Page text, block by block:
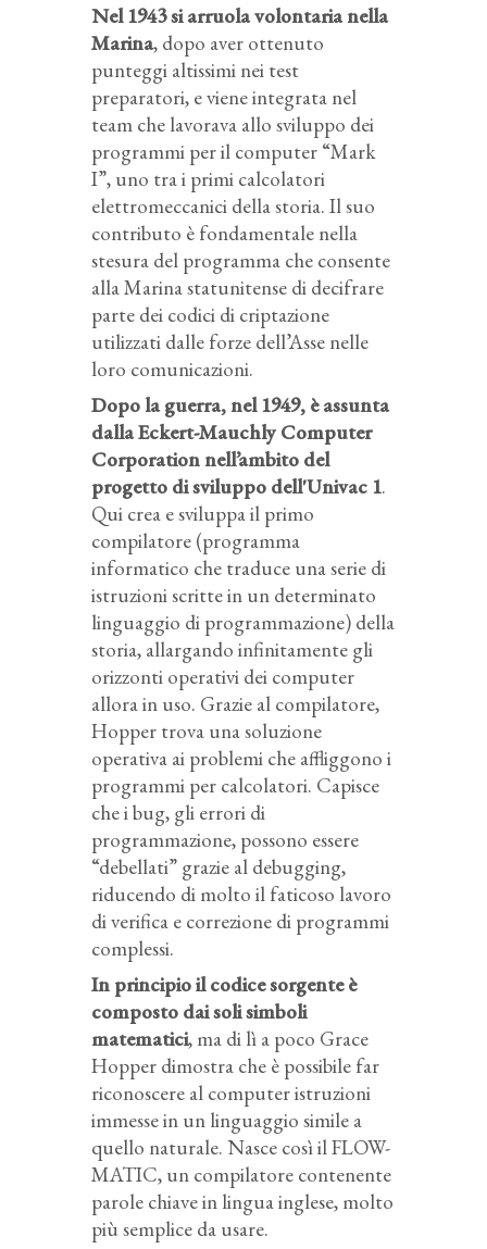
Nel 1943 si arruola volontaria nella
Marina, dopo aver ottenuto
punteggi altissimi nei test
preparatori, e viene integrata nel
team che lavorava allo sviluppo dei
programmi per il computer “Mark
I”, uno tra i primi calcolatori
elettromeccanici della storia. Il suo
contributo è fondamentale nella
stesura del programma che consente
alla Marina statunitense di decifrare
parte dei codici di criptazione
utilizzati dalle forze dell’Asse nelle
loro comunicazioni.
Dopo la guerra, nel 1949, è assunta
dalla Eckert-Mauchly Computer
Corporation nell’ambito del
progetto di sviluppo dell'Univac 1.
Qui crea e sviluppa il primo
compilatore (programma
informatico che traduce una serie di
istruzioni scritte in un determinato
linguaggio di programmazione) della
storia, allargando infinitamente gli
orizzonti operativi dei computer
allora in uso. Grazie al compilatore,
Hopper trova una soluzione
operativa ai problemi che affliggono i
programmi per calcolatori. Capisce
che i bug, gli errori di
programmazione, possono essere
“debellati” grazie al debugging,
riducendo di molto il faticoso lavoro
di verifica e correzione di programmi
complessi.
In principio il codice sorgente è
composto dai soli simboli
matematici, ma di lì a poco Grace
Hopper dimostra che è possibile far
riconoscere al computer istruzioni
immesse in un linguaggio simile a
quello naturale. Nasce così il FLOW-
MATIC, un compilatore contenente
parole chiave in lingua inglese, molto
più semplice da usare.